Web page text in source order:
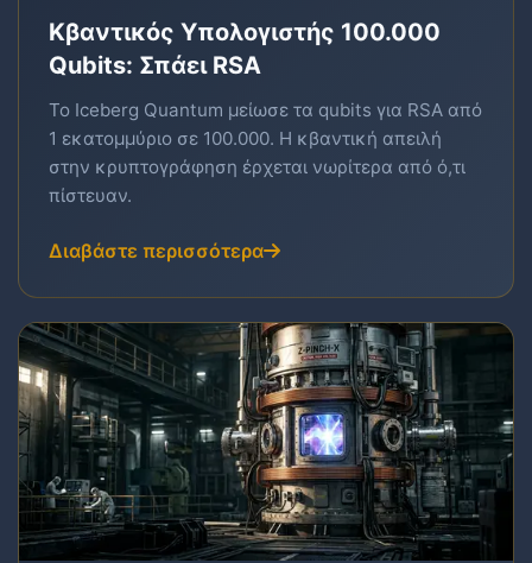
Κβαντικός Υπολογιστής 100.000
Qubits: Σπάει RSA
Το Iceberg Quantum μείωσε τα qubits για RSA από
1 εκατομμύριο σε 100.000. Η κβαντική απειλή
στην κρυπτογράφηση έρχεται νωρίτερα από ό,τι
πίστευαν.
Διαβάστε περισσότερα